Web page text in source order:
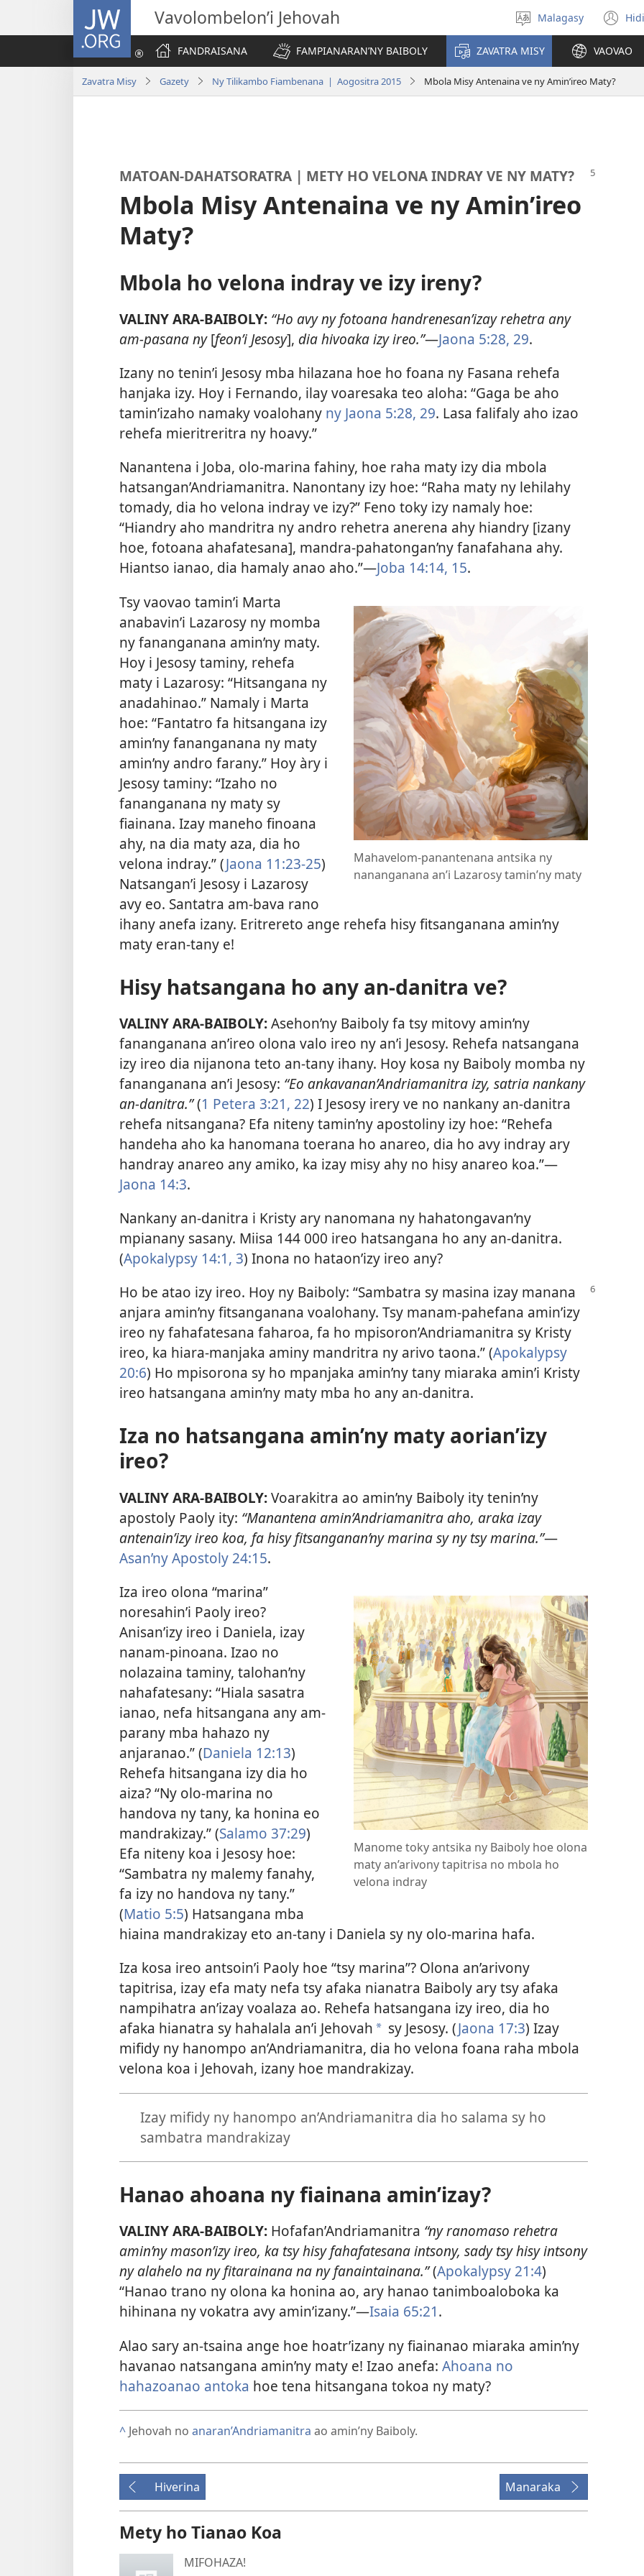
JW.ORG Vavolombelon’i Jehovah
Hifidy
fiteny
Malagasy
FANDRAISANA
FAMPIANARAN’NY BAIBOLY ZAVATRA MISY VAOVAO
Zavatra Misy Gazety Ny Tilikambo Fiambenana | Aogositra 2015 Mbola Misy Antenaina ve ny Amin’ireo Maty?
MATOAN-DAHATSORATRA | METY HO VELONA INDRAY VE NY MATY?
Mbola Misy Antenaina ve ny Amin’ireo
Maty?
Mbola ho velona indray ve izy ireny?
VALINY ARA-BAIBOLY: “Ho avy ny fotoana handrenesan’izay rehetra any
am-pasana ny[feon’i Jesosy], dia hivoaka izy ireo.”—Jaona 5:28, 29.
Izany no tenin’i Jesosy mba hilazana hoe ho foana ny Fasana rehefa
hanjaka izy. Hoy i Fernando, ilay voaresaka teo aloha: “Gaga be aho
tamin’izaho namaky voalohany ny Jaona 5:28, 29. Lasa falifaly aho izao
rehefa mieritreritra ny hoavy.”
Nanantena i Joba, olo-marina fahiny, hoe raha maty izy dia mbola
hatsangan’Andriamanitra. Nanontany izy hoe: “Raha maty ny lehilahy
tomady, dia ho velona indray ve izy?” Feno toky izy namaly hoe:
“Hiandry aho mandritra ny andro rehetra anerena ahy hiandry [izany
hoe, fotoana ahafatesana], mandra-pahatongan’ny fanafahana ahy.
Hiantso ianao, dia hamaly anao aho.”—Joba 14:14, 15.
Mahavelom-panantenana antsika ny
nananganana an’i Lazarosy tamin’ny maty
Tsy vaovao tamin’i Marta
anabavin’i Lazarosy ny momba
ny fananganana amin’ny maty.
Hoy i Jesosy taminy, rehefa
maty i Lazarosy: “Hitsangana ny
anadahinao.” Namaly i Marta
hoe: “Fantatro fa hitsangana izy
amin’ny fananganana ny maty
amin’ny andro farany.” Hoy àry i
Jesosy taminy: “Izaho no
fananganana ny maty sy
fiainana. Izay maneho finoana
ahy, na dia maty aza, dia ho
velona indray.” (Jaona 11:23-25)
Natsangan’i Jesosy i Lazarosy
avy eo. Santatra am-bava rano
ihany anefa izany. Eritrereto ange rehefa hisy fitsanganana amin’ny
maty eran-tany e!
Hisy hatsangana ho any an-danitra ve?
VALINY ARA-BAIBOLY:Asehon’ny Baiboly fa tsy mitovy amin’ny
fananganana an’ireo olona valo ireo ny an’i Jesosy. Rehefa natsangana
izy ireo dia nijanona teto an-tany ihany. Hoy kosa ny Baiboly momba ny
fananganana an’i Jesosy: “Eo ankavanan’Andriamanitra izy, satria nankany
an-danitra.”(1 Petera 3:21, 22) I Jesosy irery ve no nankany an-danitra
rehefa nitsangana? Efa niteny tamin’ny apostoliny izy hoe: “Rehefa
handeha aho ka hanomana toerana ho anareo, dia ho avy indray ary
handray anareo any amiko, ka izay misy ahy no hisy anareo koa.”—
Jaona 14:3.
Nankany an-danitra i Kristy ary nanomana ny hahatongavan’ny
mpianany sasany. Miisa 144 000 ireo hatsangana ho any an-danitra.
(Apokalypsy 14:1, 3) Inona no hataon’izy ireo any?
Ho be atao izy ireo. Hoy ny Baiboly: “Sambatra sy masina izay manana
anjara amin’ny fitsanganana voalohany. Tsy manam-pahefana amin’izy
ireo ny fahafatesana faharoa, fa ho mpisoron’Andriamanitra sy Kristy
ireo, ka hiara-manjaka aminy mandritra ny arivo taona.” (Apokalypsy
20:6) Ho mpisorona sy ho mpanjaka amin’ny tany miaraka amin’i Kristy
ireo hatsangana amin’ny maty mba ho any an-danitra.
Iza no hatsangana amin’ny maty aorian’izy
ireo?
VALINY ARA-BAIBOLY:Voarakitra ao amin’ny Baiboly ity tenin’ny
apostoly Paoly ity: “Manantena amin’Andriamanitra aho, araka izay
antenain’izy ireo koa, fa hisy fitsanganan’ny marina sy ny tsy marina.”—
Asan’ny Apostoly 24:15.
Manome toky antsika ny Baiboly hoe olona
maty an’arivony tapitrisa no mbola ho
velona indray
Iza ireo olona “marina”
noresahin’i Paoly ireo?
Anisan’izy ireo i Daniela, izay
nanam-pinoana. Izao no
nolazaina taminy, talohan’ny
nahafatesany: “Hiala sasatra
ianao, nefa hitsangana any am-
parany mba hahazo ny
anjaranao.” (Daniela 12:13)
Rehefa hitsangana izy dia ho
aiza? “Ny olo-marina no
handova ny tany, ka honina eo
mandrakizay.” (Salamo 37:29)
Efa niteny koa i Jesosy hoe:
“Sambatra ny malemy fanahy,
fa izy no handova ny tany.”
(Matio 5:5) Hatsangana mba
hiaina mandrakizay eto an-tany i Daniela sy ny olo-marina hafa.
Iza kosa ireo antsoin’i Paoly hoe “tsy marina”? Olona an’arivony
tapitrisa, izay efa maty nefa tsy afaka nianatra Baiboly ary tsy afaka
nampihatra an’izay voalaza ao. Rehefa hatsangana izy ireo, dia ho
afaka hianatra sy hahalala an’i Jehovah * sy Jesosy. (Jaona 17:3) Izay
mifidy ny hanompo an’Andriamanitra, dia ho velona foana raha mbola
velona koa i Jehovah, izany hoe mandrakizay.
Izay mifidy ny hanompo an’Andriamanitra dia ho salama sy ho
sambatra mandrakizay
Hanao ahoana ny fiainana amin’izay?
VALINY ARA-BAIBOLY: Hofafan’Andriamanitra “ny ranomaso rehetra
amin’ny mason’izy ireo, ka tsy hisy fahafatesana intsony, sady tsy hisy intsony
ny alahelo na ny fitarainana na ny fanaintainana.”(Apokalypsy 21:4)
“Hanao trano ny olona ka honina ao, ary hanao tanimboaloboka ka
hihinana ny vokatra avy amin’izany.”—Isaia 65:21.
Alao sary an-tsaina ange hoe hoatr’izany ny fiainanao miaraka amin’ny
havanao natsangana amin’ny maty e! Izao anefa: Ahoana no
hahazoanao antoka hoe tena hitsangana tokoa ny maty?
^ Jehovah no anaran’Andriamanitra ao amin’ny Baiboly.
Hiverina Manaraka
Mety ho Tianao Koa
MIFOHAZA!